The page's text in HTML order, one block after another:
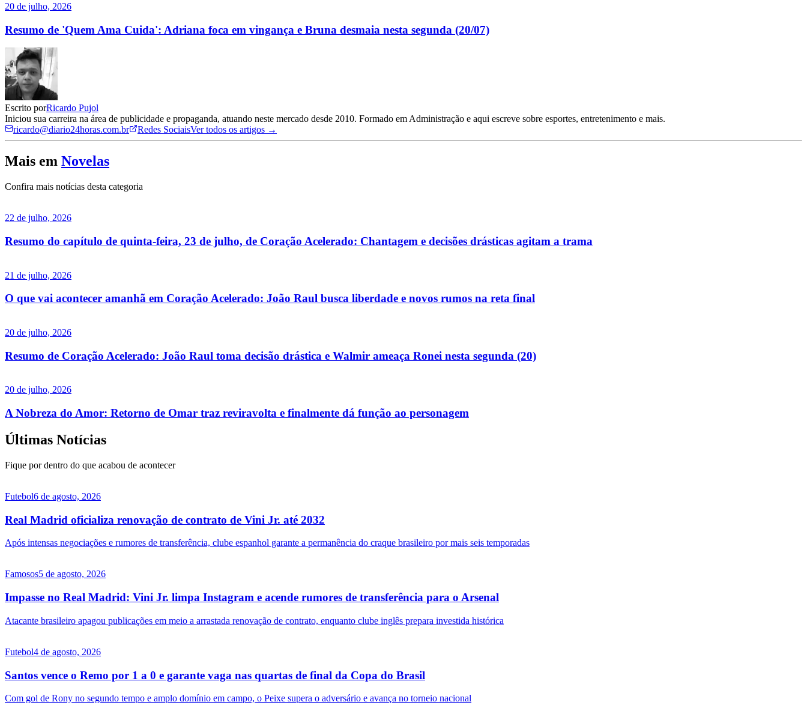
20 de julho, 2026
Resumo de 'Quem Ama Cuida': Adriana foca em vingança e Bruna desmaia nesta segunda (20/07)
Escrito porRicardo Pujol
Iniciou sua carreira na área de publicidade e propaganda, atuando neste mercado desde 2010. Formado em Administração e aqui escreve sobre esportes, entretenimento e mais.
ricardo@diario24horas.com.br
Redes SociaisVer todos os artigos →
Mais em Novelas
Confira mais notícias desta categoria
22 de julho, 2026
Resumo do capítulo de quinta-feira, 23 de julho, de Coração Acelerado: Chantagem e decisões drásticas agitam a trama
21 de julho, 2026
O que vai acontecer amanhã em Coração Acelerado: João Raul busca liberdade e novos rumos na reta final
20 de julho, 2026
Resumo de Coração Acelerado: João Raul toma decisão drástica e Walmir ameaça Ronei nesta segunda (20)
20 de julho, 2026
A Nobreza do Amor: Retorno de Omar traz reviravolta e finalmente dá função ao personagem
Últimas Notícias
Fique por dentro do que acabou de acontecer
Futebol6 de agosto, 2026
Real Madrid oficializa renovação de contrato de Vini Jr. até 2032
Após intensas negociações e rumores de transferência, clube espanhol garante a permanência do craque brasileiro por mais seis temporadas
Famosos5 de agosto, 2026
Impasse no Real Madrid: Vini Jr. limpa Instagram e acende rumores de transferência para o Arsenal
Atacante brasileiro apagou publicações em meio a arrastada renovação de contrato, enquanto clube inglês prepara investida histórica
Futebol4 de agosto, 2026
Santos vence o Remo por 1 a 0 e garante vaga nas quartas de final da Copa do Brasil
Com gol de Rony no segundo tempo e amplo domínio em campo, o Peixe supera o adversário e avança no torneio nacional